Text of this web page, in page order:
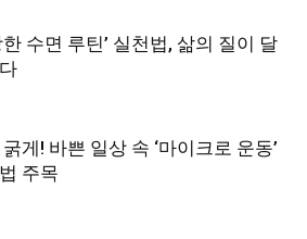
한 수면 루틴’ 실천법, 삶의 질이 달
게! 바쁜 일상 속 ‘마이크로 운동’
주목